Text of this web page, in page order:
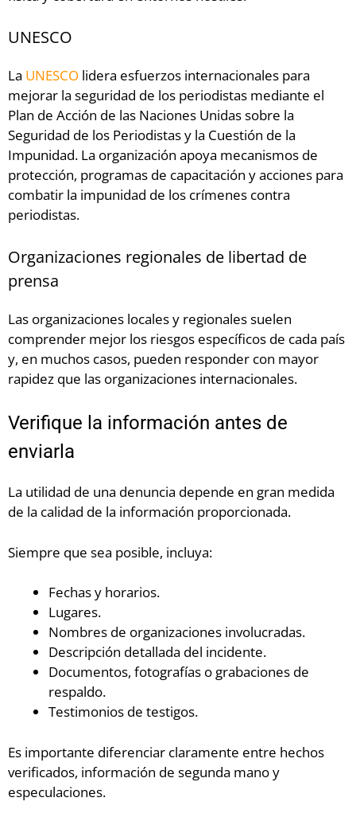
UNESCO
La UNESCO lidera esfuerzos internacionales para
mejorar la seguridad de los periodistas mediante el
Plan de Acción de las Naciones Unidas sobre la
Seguridad de los Periodistas y la Cuestión de la
Impunidad. La organización apoya mecanismos de
protección, programas de capacitación y acciones para
combatir la impunidad de los crímenes contra
periodistas.
Organizaciones regionales de libertad de
prensa
Las organizaciones locales y regionales suelen
comprender mejor los riesgos específicos de cada país
y, en muchos casos, pueden responder con mayor
rapidez que las organizaciones internacionales.
Verifique la información antes de
enviarla
La utilidad de una denuncia depende en gran medida
de la calidad de la información proporcionada.
Siempre que sea posible, incluya:
Fechas y horarios.
Lugares.
Nombres de organizaciones involucradas.
Descripción detallada del incidente.
Documentos, fotografías o grabaciones de
respaldo.
Testimonios de testigos.
Es importante diferenciar claramente entre hechos
verificados, información de segunda mano y
especulaciones.